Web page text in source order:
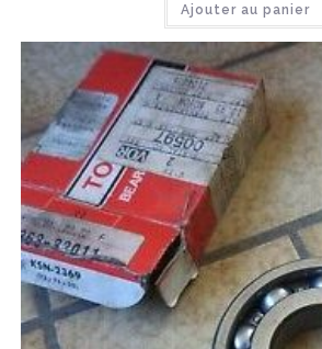
Ajouter au panier